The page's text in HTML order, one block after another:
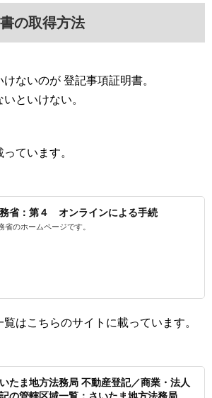
の取得方法
ないのが 登記事項証明書。
といけない。
ています。
省：第４ オンラインによる手続
省のホームページです。
はこちらのサイトに載っています。
たま地方法務局 不動産登記／商業・法人